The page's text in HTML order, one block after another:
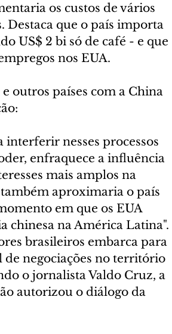
os custos de vários
Destaca que o país importa
US$ 2 bi só de café - e que
nos EUA.
outros países com a China
interferir nesses processos
enfraquece a influência
mais amplos na
aproximaria o país
em que os EUA
chinesa na América Latina".
brasileiros embarca para
de negociações no território
o jornalista Valdo Cruz, a
autorizou o diálogo da